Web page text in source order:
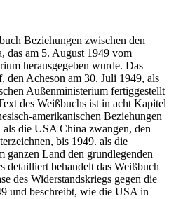
Beziehungen zwischen den
das am 5. August 1949 vom
herausgegeben wurde. Das
den Acheson am 30. Juli 1949, als
Außenministerium fertiggestellt
des Weißbuchs ist in acht Kapitel
amerikanischen Beziehungen
die USA China zwangen, den
bis 1949. als die
ganzen Land den grundlegenden
detailliert behandelt das Weißbuch
des Widerstandskriegs gegen die
und beschreibt, wie die USA in